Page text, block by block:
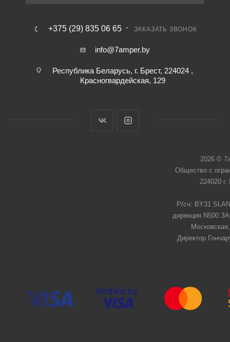
+375 (29) 835 06 65 ЗАКАЗАТЬ ЗВОНОК
info@7amper.by
Республика Беларусь, г. Брест, 224024 ,
Красногвардейская, 129
2026 ©
Общество с
224020
Р/сч: BY31
дирекция N500
Директор